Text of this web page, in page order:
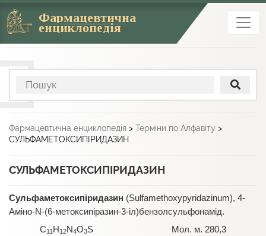
Фармацевтична
енциклопедія
Фармацевтична енциклопедія > Терміни по Алфавіту >
СУЛЬФАМЕТОКСИПІРИДАЗИН
СУЛЬФАМЕТОКСИПІРИДАЗИН
Сульфаметоксипіридазин (Sulfamethoxypyridazinum), 4-
Аміно-N-(6-метоксипіразин-3-іл)бензолсульфонамід.
C11 H12N4O3S Мол. м. 280,3